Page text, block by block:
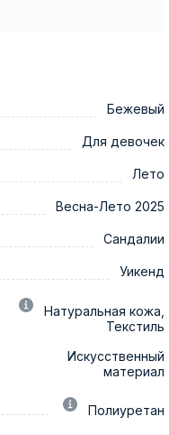
Бежевый
Для девочек
Лето
Весна-Лето 2025
Сандалии
Уикенд
Натуральная кожа,
Текстиль
Искусственный
материал
Полиуретан